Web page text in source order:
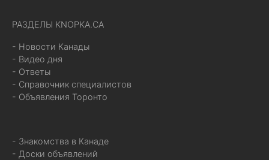
РАЗДЕЛЫ KNOPKA.CA
- Новости Канады
- Видео дня
- Ответы
- Справочник специалистов
- Объявления Торонто
- Знакомства в Канаде
- Доски объявлений